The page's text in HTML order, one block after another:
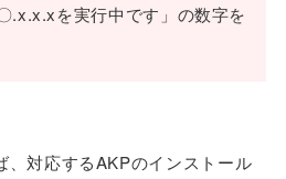
.x.x.xを実行中です」の数字を
、対応するAKPのインストール